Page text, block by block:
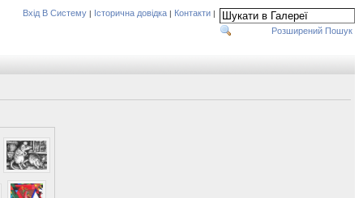
Вхід В Систему | Історична довідка | Контакти |
Розширений Пошук